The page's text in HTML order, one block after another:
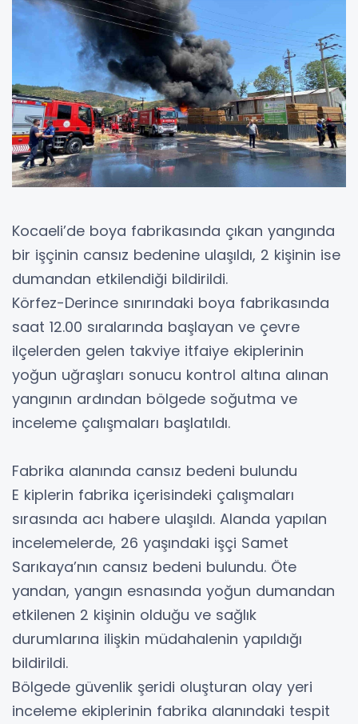
Kocaeli’de boya fabrikasında çıkan yangında
bir işçinin cansız bedenine ulaşıldı, 2 kişinin ise
dumandan etkilendiği bildirildi.
Körfez-Derince sınırındaki boya fabrikasında
saat 12.00 sıralarında başlayan ve çevre
ilçelerden gelen takviye itfaiye ekiplerinin
yoğun uğraşları sonucu kontrol altına alınan
yangının ardından bölgede soğutma ve
inceleme çalışmaları başlatıldı.
Fabrika alanında cansız bedeni bulundu
E kiplerin fabrika içerisindeki çalışmaları
sırasında acı habere ulaşıldı. Alanda yapılan
incelemelerde, 26 yaşındaki işçi Samet
Sarıkaya’nın cansız bedeni bulundu. Öte
yandan, yangın esnasında yoğun dumandan
etkilenen 2 kişinin olduğu ve sağlık
durumlarına ilişkin müdahalenin yapıldığı
bildirildi.
Bölgede güvenlik şeridi oluşturan olay yeri
inceleme ekiplerinin fabrika alanındaki tespit